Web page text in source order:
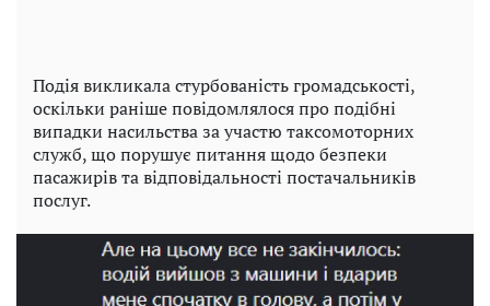
Подія викликала стурбованість громадськості,
оскільки раніше повідомлялося про подібні
випадки насильства за участю таксомоторних
служб, що порушує питання щодо безпеки
пасажирів та відповідальності постачальників
послуг.